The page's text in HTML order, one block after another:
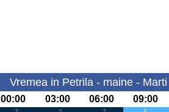
Vremea in Petrila - maine -
00:00 03:00 06:00 09:00